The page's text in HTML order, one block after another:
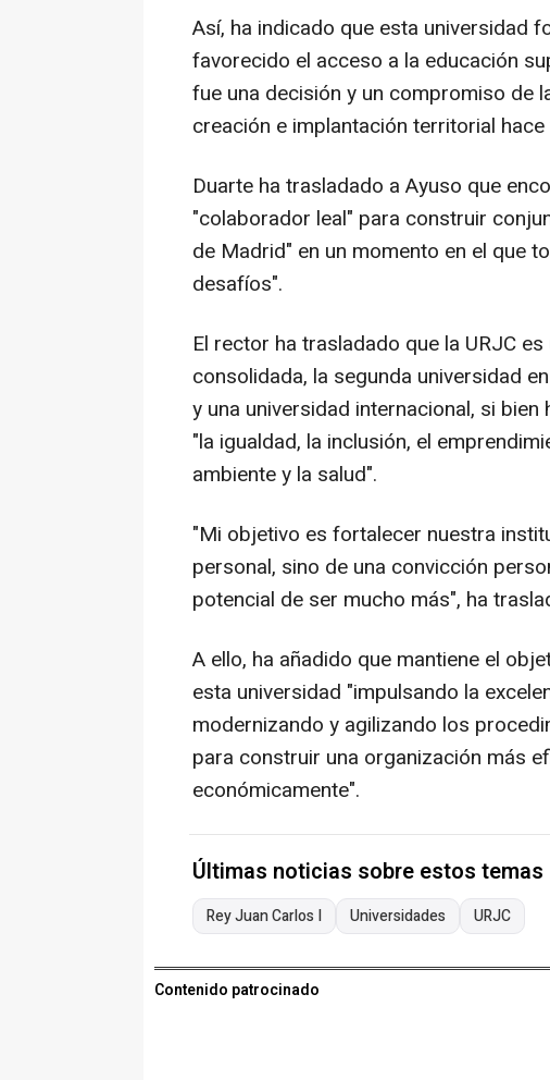
Así, ha indicado que esta universidad
favorecido el acceso a la educación
fue una decisión y un compromiso de
creación e implantación territorial
Duarte ha trasladado a Ayuso que
"colaborador leal" para construir
de Madrid" en un momento en el que
desafíos".
El rector ha trasladado que la URJC
consolidada, la segunda universidad
y una universidad internacional, si
"la igualdad, la inclusión, el
ambiente y la salud".
"Mi objetivo es fortalecer nuestra
personal, sino de una convicción
potencial de ser mucho más", ha
A ello, ha añadido que mantiene el
esta universidad "impulsando la
modernizando y agilizando los
para construir una organización más
económicamente".
Últimas noticias sobre estos temas
Rey Juan Carlos I Universidades URJC
Contenido patrocinado